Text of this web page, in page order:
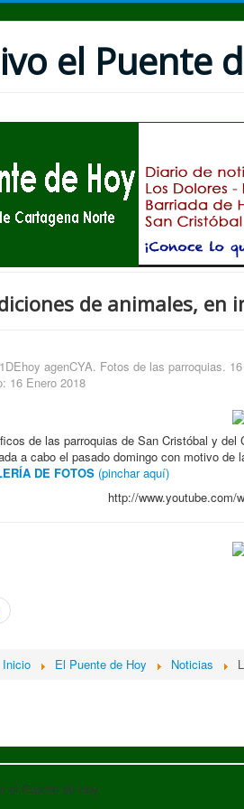
el Puente
de animales, en
agenCYA. Fotos de las parroquias.
16 Enero 2018
de las parroquias de San Cristóbal y
a cabo el pasado domingo con motivo
DE FOTOS (pinchar aquí)
http://www.youtube.com/
Inicio El Puente de Hoy Noticias
el Puente de Hoy